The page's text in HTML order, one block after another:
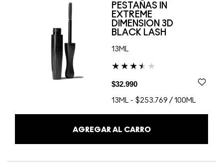
PESTAÑAS IN
EXTREME
DIMENSION 3D
BLACK LASH
13ML
$32.990
13ML - $253.769 / 100ML
AGREGAR AL CARRO